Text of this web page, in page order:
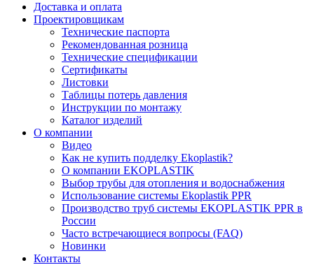
Доставка и оплата
Проектировщикам
Технические паспорта
Рекомендованная розница
Технические спецификации
Сертификаты
Листовки
Таблицы потерь давления
Инструкции по монтажу
Каталог изделий
О компании
Видео
Как не купить подделку Ekoplastik?
О компании EKOPLASTIK
Выбор трубы для отопления и водоснабжения
Использование системы Ekoplastik PPR
Производство труб системы EKOPLASTIK PPR в
России
Часто встречающиеся вопросы (FAQ)
Новинки
Контакты